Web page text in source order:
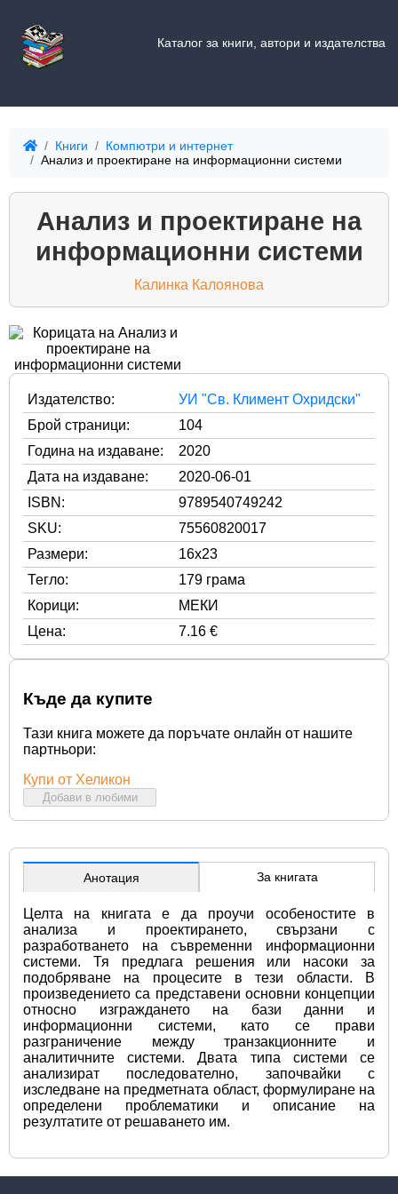
Каталог за книги, автори и издателства
Книги
Компютри и интернет
Анализ и проектиране на информационни системи
Анализ и проектиране на
информационни системи
Калинка Калоянова
Издателство:
УИ "Св. Климент Охридски"
Брой страници:
104
Година на издаване:
2020
Дата на издаване:
2020-06-01
ISBN:
9789540749242
SKU:
75560820017
Размери:
16x23
Тегло:
179 грама
Корици:
МЕКИ
Цена:
7.16 €
Къде да купите
Тази книга можете да поръчате онлайн от нашите
партньори:
Купи от Хеликон
Добави в любими
Анотация За книгата
Целта на книгата е да проучи особеностите в
анализа и проектирането, свързани с
разработването на съвременни информационни
системи. Тя предлага решения или насоки за
подобряване на процесите в тези области. В
произведението са представени основни концепции
относно изграждането на бази данни и
информационни системи, като се прави
разграничение между транзакционните и
аналитичните системи. Двата типа системи се
анализират последователно, започвайки с
изследване на предметната област, формулиране на
определени проблематики и описание на
резултатите от решаването им.